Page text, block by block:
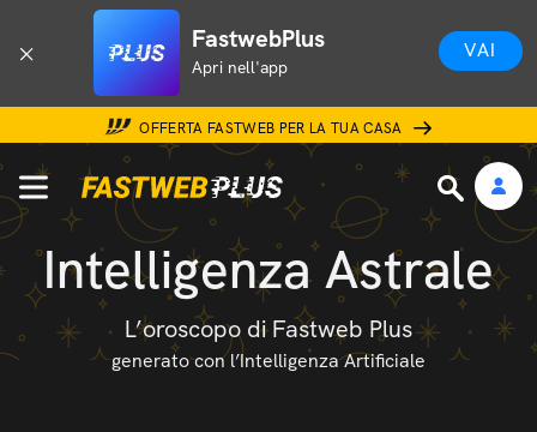
FastwebPlus
Apri nell'app
VAI
OFFERTA FASTWEB PER LA TUA CASA
Intelligenza Astrale
L’oroscopo di Fastweb Plus
generato con l’Intelligenza Artificiale